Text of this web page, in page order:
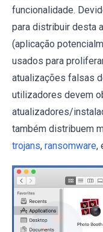
funcionalidade.
para distribuir desta
(aplicação
usados para
atualizações falsas
utilizadores devem
atualizadores/
também distribuem
trojans, ransomware,